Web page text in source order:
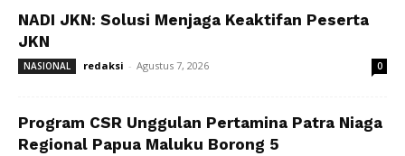
NADI JKN: Solusi Menjaga Keaktifan Peserta
JKN
NASIONAL redaksi - Agustus 7, 2026 0
Program CSR Unggulan Pertamina Patra Niaga
Regional Papua Maluku Borong 5